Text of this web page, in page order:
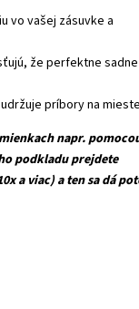
vo vašej zásuvke a
že perfektne
príbory na
napr.
podkladu prejdete
a viac) a ten sa dá